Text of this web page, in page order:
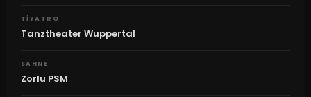
TIYATRO
Tanztheater Wuppertal
SAHNE
Zorlu PSM